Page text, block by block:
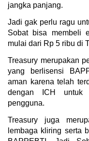
jangka panjang.
Jadi gak perlu ragu
Sobat bisa membeli
mulai dari Rp 5 ribu di
Treasury merupakan
yang berlisensi
aman karena telah
dengan ICH untuk
pengguna.
Treasury juga
lembaga kliring serta